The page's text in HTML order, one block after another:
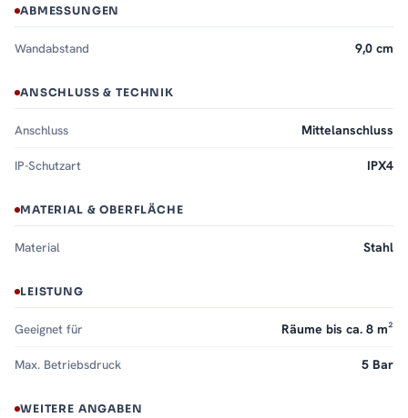
ABMESSUNGEN
Wandabstand 9,0 cm
ANSCHLUSS & TECHNIK
Anschluss Mittelanschluss
IP-Schutzart IPX4
MATERIAL & OBERFLÄCHE
Material Stahl
LEISTUNG
Geeignet für Räume bis ca. 8 m²
Max. Betriebsdruck 5 Bar
WEITERE ANGABEN